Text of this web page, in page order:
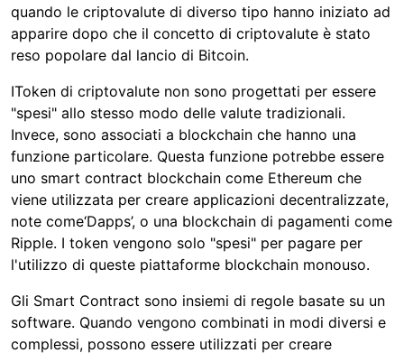
quando le criptovalute di diverso tipo hanno iniziato ad
apparire dopo che il concetto di criptovalute è stato
reso popolare dal lancio di Bitcoin.
IToken di criptovalute non sono progettati per essere
"spesi" allo stesso modo delle valute tradizionali.
Invece, sono associati a blockchain che hanno una
funzione particolare. Questa funzione potrebbe essere
uno smart contract blockchain come Ethereum che
viene utilizzata per creare applicazioni decentralizzate,
note come‘Dapps’, o una blockchain di pagamenti come
Ripple. I token vengono solo "spesi" per pagare per
l'utilizzo di queste piattaforme blockchain monouso.
Gli Smart Contract sono insiemi di regole basate su un
software. Quando vengono combinati in modi diversi e
complessi, possono essere utilizzati per creare